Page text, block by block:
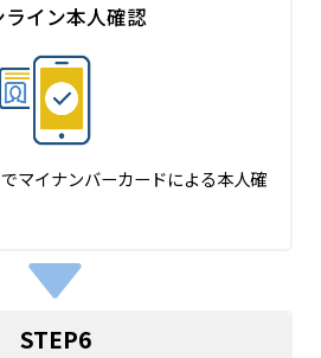
ライン本人確認
マイナンバーカードによる本人確
STEP6